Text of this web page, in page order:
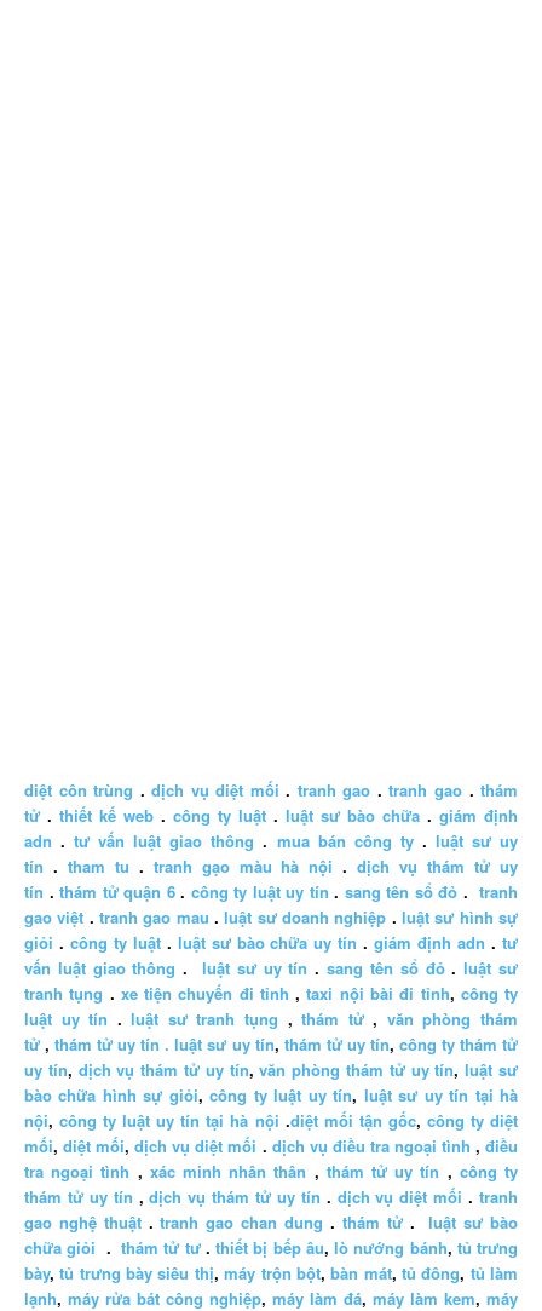
diệt côn trùng .dịch vụ diệt mối . tranh gao .tranh gao .thám
tử . thiết kế web . công ty luật . luật sư bào chữa . giám định
adn .tư vấn luật giao thông . mua bán công ty. luật sư uy
tín . tham tu . tranh gạo màu hà nội .dịch vụ thám tử uy
tín .thám tử quận 6. công ty luật uy tín . sang tên sổ đỏ .tranh
gao việt .tranh gao mau .luật sư doanh nghiệp .luật sư hình sự
giỏi . công ty luật. luật sư bào chữa uy tín .giám định adn .tư
vấn luật giao thông . luật sư uy tín .sang tên sổ đỏ.luật sư
tranh tụng . xe tiện chuyến đi tỉnh ,taxi nội bài đi tỉnh, công ty
luật uy tín .luật sư tranh tụng ,thám tử, văn phòng thám
tử ,thám tử uy tín . luật sư uy tín, thám tử uy tín, công ty thám tử
uy tín, dịch vụ thám tử uy tín,văn phòng thám tử uy tín,luật sư
bào chữa hình sự giỏi,công ty luật uy tín, luật sư uy tín tại hà
nội,công ty luật uy tín tại hà nội .diệt mối tận gốc, công ty diệt
mối,diệt mối,dịch vụ diệt mối . dịch vụ điều tra ngoại tình ,điều
tra ngoại tình , xác minh nhân thân , thám tử uy tín , công ty
thám tử uy tín ,dịch vụ thám tử uy tín . dịch vụ diệt mối .tranh
gao nghệ thuật.tranh gao chan dung . thám tử.luật sư bào
chữa giỏi .thám tử tư.thiết bị bếp âu,lò nướng bánh, tủ trưng
bày,tủ trưng bày siêu thị,máy trộn bột,bàn mát, tủ đông, tủ làm
lạnh, máy rửa bát công nghiệp, máy làm đá, máy làm kem, máy